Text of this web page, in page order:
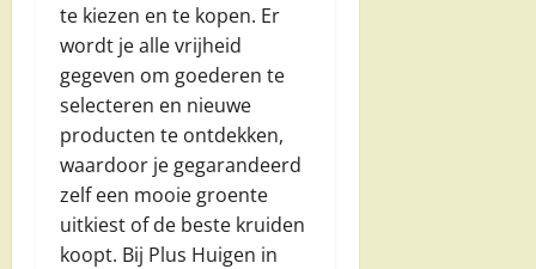
te kiezen en te kopen. Er
wordt je alle vrijheid
gegeven om goederen te
selecteren en nieuwe
producten te ontdekken,
waardoor je gegarandeerd
zelf een mooie groente
uitkiest of de beste kruiden
koopt. Bij Plus Huigen in